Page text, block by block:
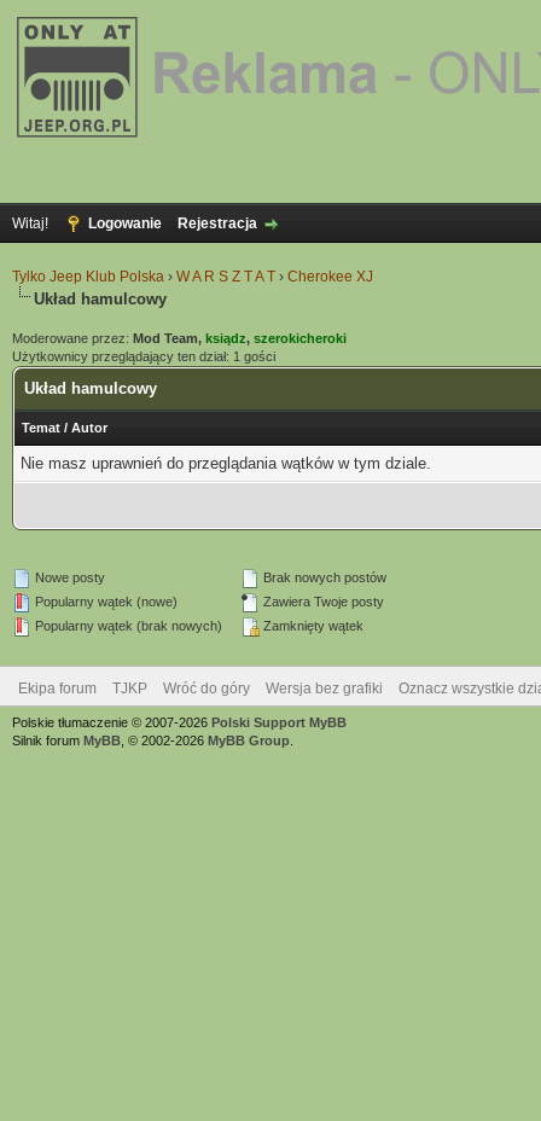
Witaj! Logowanie Rejestracja
Tylko Jeep Klub Polska › W A R S Z T A T › Cherokee XJ
Układ hamulcowy
Moderowane przez: Mod Team, ksiądz, szerokicheroki
Użytkownicy przeglądający ten dział: 1 gości
Układ hamulcowy
Temat / Autor
Nie masz uprawnień do przeglądania wątków w tym dziale.
Nowe posty
Popularny wątek (nowe)
Popularny wątek (brak nowych)
Brak nowych postów
Zawiera Twoje posty
Zamknięty wątek
Ekipa forum TJKP Wróć do góry Wersja bez grafiki Oznacz wszystkie
Polskie tłumaczenie © 2007-2026 Polski Support MyBB
Silnik forum MyBB , © 2002-2026 MyBB Group